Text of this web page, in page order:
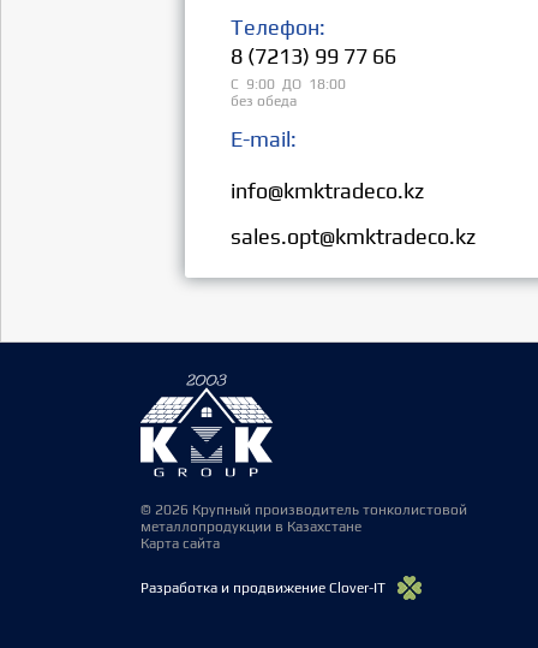
Телефон:
8 (7213) 99 77 66
С 9:00 ДО 18:00
без обеда
E-mail:
info@kmktradeco.kz
sales.opt@kmktradeco.kz
© 2026 Крупный производитель тонколистовой
металлопродукции в Казахстане
Карта сайта
Разработка и продвижение Clover-IT